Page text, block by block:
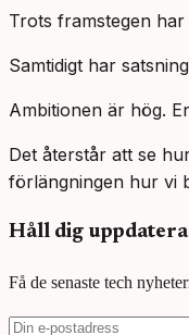
Trots framstegen
Samtidigt har
Ambitionen är hög.
Det återstår att se
förlängningen hur vi
Håll dig
Få de senaste tech